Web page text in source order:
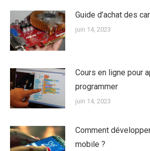
Guide d’achat des
juin 14, 2023
Cours en ligne pour
programmer
juin 14, 2023
Comment
mobile ?